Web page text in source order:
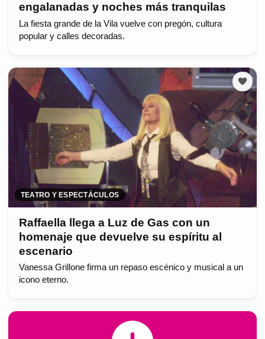
engalanadas y noches más tranquilas
La fiesta grande de la Vila vuelve con pregón, cultura
popular y calles decoradas.
TEATRO Y ESPECTÁCULOS
Raffaella llega a Luz de Gas con un
homenaje que devuelve su espíritu al
escenario
Vanessa Grillone firma un repaso escénico y musical a un
icono eterno.